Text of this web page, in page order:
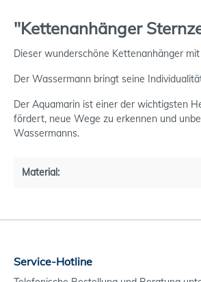
"Kettenanhänger
Dieser wunderschöne Kettenanhänger
Der Wassermann bringt seine
Der Aquamarin ist einer der wichtigsten
fördert, neue Wege zu erkennen und
Wassermanns.
Material:
Service-Hotline